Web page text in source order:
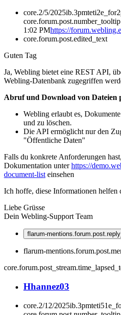
core.2/5/
core.forum.post.number_tooltip
1:02 PMhttps://
core.forum.post.edited_text
Guten Tag
Ja, Webling bietet eine REST API,
Webling-Datenbank zugegriffen
Abruf und Download von Dateien
Webling erlaubt es,
und zu löschen.
Die API ermöglicht nur den
"Öffentliche Daten"
Falls du konkrete Anforderungen
Dokumentation unterhttps://
document-listeinsehen
Ich hoffe, diese Informationen helfen
Liebe Grüsse
Dein Webling-Support Team
flarum-
flarum-
Hhannez03
core.2/12/